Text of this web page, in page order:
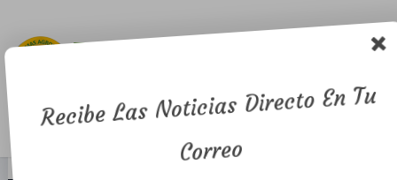
Menu
entre suelo,
agua.
Recibe Las Noticias Directo En Tu
Correo